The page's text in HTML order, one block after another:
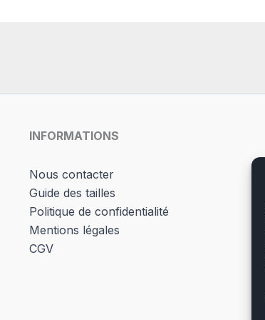
la
du
INFORMATIONS
Nous contacter
Guide des tailles
Politique de confidentialité
Mentions légales
CGV